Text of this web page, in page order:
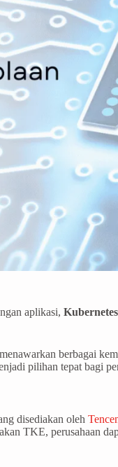
aplikasi, Kubernetes
berbagai
pilihan tepat bagi
disediakan oleh
TKE, perusahaan